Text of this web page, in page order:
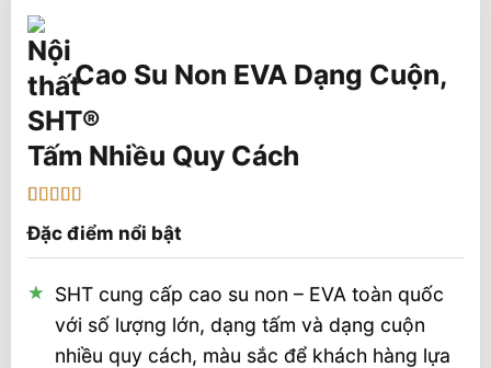
Cao Su Non EVA Dạng Cuộn,
Tấm Nhiều Quy Cách
trên 5 dựa
trênđánh
giá
Đặc điểm nổi bật
SHT cung cấp cao su non – EVA toàn quốc
với số lượng lớn, dạng tấm và dạng cuộn
nhiều quy cách, màu sắc để khách hàng lựa